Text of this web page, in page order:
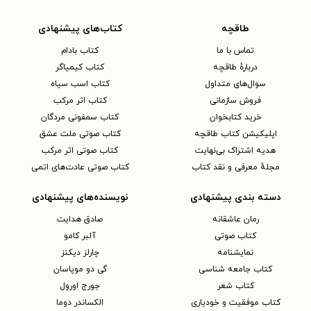
طاقچه
تماس با ما
دربارهٔ طاقچه
سوال‌های متداول
فروش سازمانی
خرید کتابخوان
اپلیکیشن کتاب طاقچه
هدیه اشتراک بی‌نهایت
مجلهٔ معرفی و نقد کتاب
کتاب‌های پیشنهادی
کتاب بادام
کتاب کیمیاگر
کتاب اسب سیاه
کتاب اثر مرکب
کتاب سمفونی مردگان
کتاب صوتی ملت عشق
کتاب صوتی اثر مرکب
کتاب صوتی عادت‌های اتمی
دسته بندی پیشنهادی
رمان عاشقانه
کتاب‌ صوتی
نمایشنامه
کتاب جامعه شناسی
کتاب شعر
کتاب موفقیت و خودیاری
نویسنده‌های پیشنهادی
صادق هدایت
آلبر کامو
چارلز دیکنز
گی دو موپاسان
جورج اورول
الکساندر دوما